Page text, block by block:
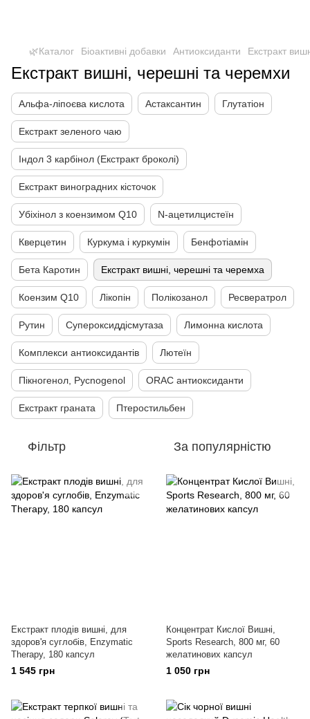
🌿Каталог Біоактивні добавки Антиоксиданти Екстракт
Екстракт вишні, черешні та черемхи
Альфа-ліпоєва кислота Астаксантин Глутатіон
Екстракт зеленого чаю
Індол 3 карбінол (Екстракт броколі)
Екстракт виноградних кісточок
Убіхінол з коензимом Q10 N-ацетилцистеїн
Кверцетин Куркума і куркумін Бенфотіамін
Бета Каротин Екстракт вишні, черешні та черемха
Коензим Q10 Лікопін Полікозанол Ресвератрол
Рутин Супероксиддісмутаза Лимонна кислота
Комплекси антиоксидантів Лютеїн
Пікногенол, Pycnogenol ORAC антиоксиданти
Екстракт граната Птеростильбен
Фільтр За популярністю
Екстракт плодів вишні, для
здоров'я суглобів, Enzymatic
Therapy, 180 капсул
1 545 грн
Концентрат Кислої Вишні,
Sports Research, 800 мг, 60
желатинових капсул
1 050 грн